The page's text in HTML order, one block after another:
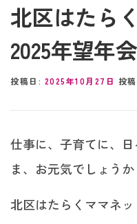
北区はたら
2025年望年
投稿日: 2025年10月27日 投
仕事に、子育てに、
ま、お元気でしょうか
北区はたらくママネッ